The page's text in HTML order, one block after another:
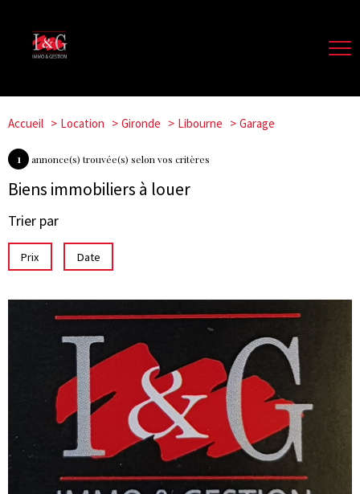
Accueil Location Gironde Libourne Garage
1 annonce(s) trouvée(s) selon vos critères
Biens immobiliers à louer
Trier par
Prix Date
VOIR LE
BIEN